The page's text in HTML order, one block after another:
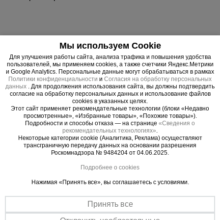
Лестницы серии SR2 имеют усиленный боковой
профиль сложного сечения. При помощи
захватывающих крюков лестница фиксируется на
нужной высоте. Регулировка выдвижной секции
осуществляется при помощи троса. Удобно
раскладываемая конструкция, простая
регулировка и защита от скольжения. Лестницы
укомплектованы роликами, с помощью которых
происходит движение верхней секции по стене.
Важные преимущества –
эффективная работа
Быстрая установка
Мы используем Cookie
Для улучшения работы сайта, анализа трафика и повышения удобства
пользователей, мы применяем cookies, а также счетчики Яндекс.Метрики
и Google Analytics. Персональные данные могут обрабатываться в рамках
Политики конфиденциальности и Согласия на обработку персональных
данных . Для продолжения использования сайта, вы должны подтвердить
согласие на обработку персональных данных и использование файлов
cookies в указанных целях.
Этот сайт применяет рекомендательные технологии (блоки «Недавно
просмотренные», «Избранные товары», «Похожие товары»).
Подробности и способы отказа — на странице «Сведения о
рекомендательных технологиях».
Некоторые категории cookie (Аналитика, Реклама) осуществляют
трансграничную передачу данных на основании разрешения
Роскомнадзора № 9484204 от 04.06.2025.
Подробнее о cookies
Нажимая «Принять все», вы соглашаетесь с условиями.
Принять все